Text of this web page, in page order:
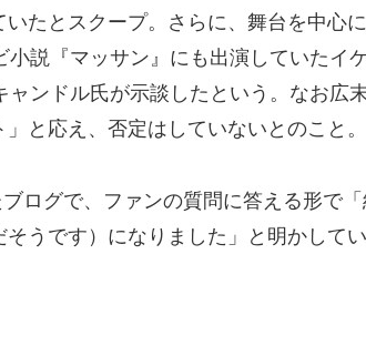
たとスクープ。さらに、舞台を中心
説『マッサン』にも出演していたイ
ンドル氏が示談したという。なお広
と応え、否定はしていないとのこと。
ログで、ファンの質問に答える形で
うです）になりました」と明かしてい